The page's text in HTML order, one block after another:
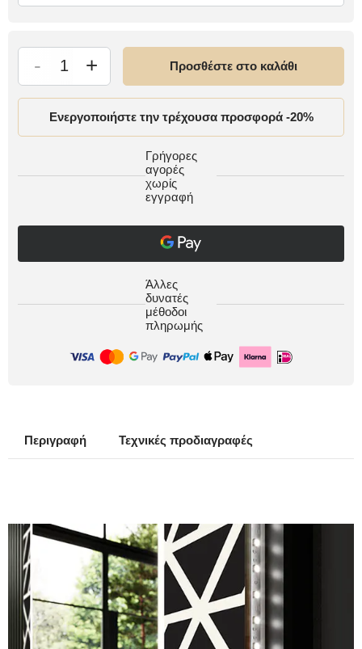
- + Προσθέστε στο καλάθι
Ενεργοποιήστε την τρέχουσα προσφορά -20%
Γρήγορες
αγορές
χωρίς
εγγραφή
Άλλες
δυνατές
μέθοδοι
πληρωμής
Περιγραφή Τεχνικές προδιαγραφές